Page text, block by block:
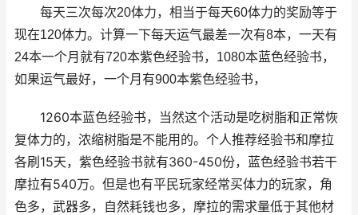
每天三次每次20体力，相当于每天60体力的奖励等于
现在120体力。计算一下每天运气最差一次有8本，一天有
24本一个月就有720本紫色经验书，1080本蓝色经验书，
如果运气最好，一个月有900本紫色经验书，
1260本蓝色经验书，当然这个活动是吃树脂和正常恢
复体力的，浓缩树脂是不能用的。个人推荐经验书和摩拉
各刷15天，紫色经验书就有360-450份，蓝色经验书若干
摩拉有540万。但是也有平民玩家经常买体力的玩家，角
色多，武器多，自然耗钱也多，摩拉的需求量低于其他材